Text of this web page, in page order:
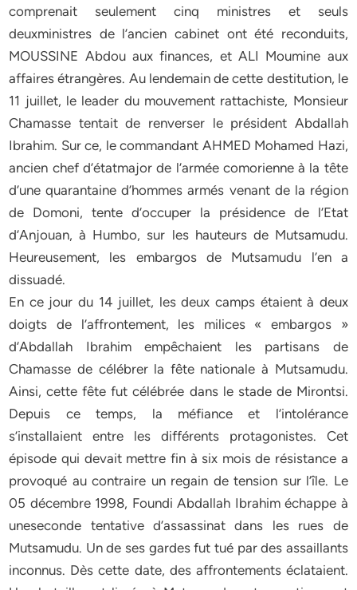
comprenait seulement cinq ministres et seuls
deuxministres de l’ancien cabinet ont été reconduits,
MOUSSINE Abdou aux finances, et ALI Moumine aux
affaires étrangères. Au lendemain de cette destitution, le
11 juillet, le leader du mouvement rattachiste, Monsieur
Chamasse tentait de renverser le président Abdallah
Ibrahim. Sur ce, le commandant AHMED Mohamed Hazi,
ancien chef d’étatmajor de l’armée comorienne à la tête
d’une quarantaine d’hommes armés venant de la région
de Domoni, tente d’occuper la présidence de l’Etat
d’Anjouan, à Humbo, sur les hauteurs de Mutsamudu.
Heureusement, les embargos de Mutsamudu l’en a
dissuadé.
En ce jour du 14 juillet, les deux camps étaient à deux
doigts de l’affrontement, les milices « embargos »
d’Abdallah Ibrahim empêchaient les partisans de
Chamasse de célébrer la fête nationale à Mutsamudu.
Ainsi, cette fête fut célébrée dans le stade de Mirontsi.
Depuis ce temps, la méfiance et l’intolérance
s’installaient entre les différents protagonistes. Cet
épisode qui devait mettre fin à six mois de résistance a
provoqué au contraire un regain de tension sur l’île. Le
05 décembre 1998, Foundi Abdallah Ibrahim échappe à
uneseconde tentative d’assassinat dans les rues de
Mutsamudu. Un de ses gardes fut tué par des assaillants
inconnus. Dès cette date, des affrontements éclataient.